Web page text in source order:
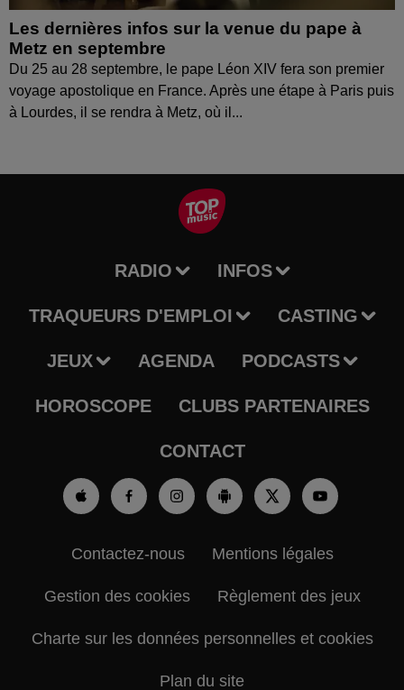
Les dernières infos sur la venue du pape à
Metz en septembre
Du 25 au 28 septembre, le pape Léon XIV fera son premier
voyage apostolique en France. Après une étape à Paris puis
à Lourdes, il se rendra à Metz, où il...
RADIO INFOS
TRAQUEURS D'EMPLOI CASTING
JEUX AGENDA PODCASTS
HOROSCOPE CLUBS PARTENAIRES
CONTACT
Contactez-nous Mentions légales
Gestion des cookies Règlement des jeux
Charte sur les données personnelles et cookies
Plan du site